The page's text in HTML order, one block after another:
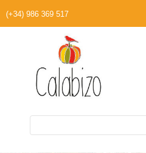
(+34) 986 369 517